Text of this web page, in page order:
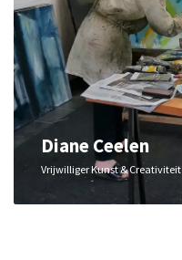
Diane Ceelen
Vrijwilliger Kunst & Creativiteit